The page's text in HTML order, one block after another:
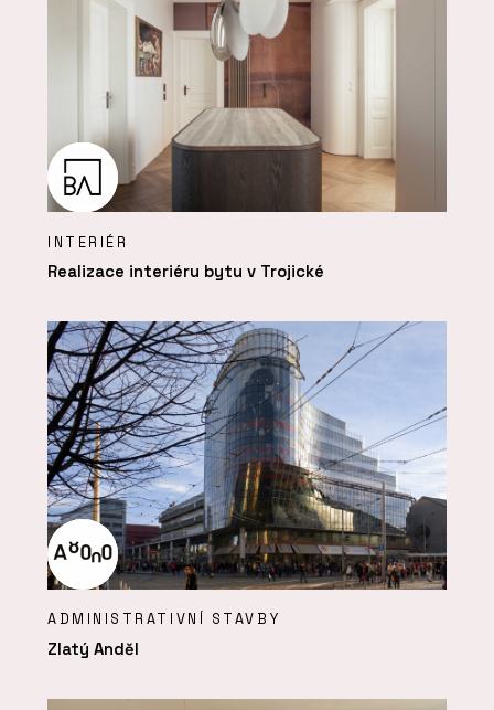
INTERIÉR
Realizace interiéru bytu v Trojické
ADMINISTRATIVNÍ STAVBY
Zlatý Anděl